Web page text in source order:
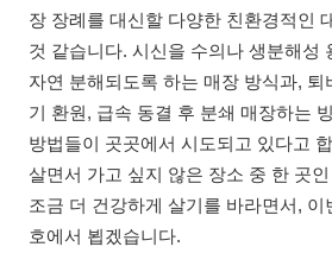
장 장례를 대신할 다양한 친환경적인
것 같습니다. 시신을 수의나 생분해성
자연 분해되도록 하는 매장 방식과, 퇴
기 환원, 급속 동결 후 분쇄 매장하는
방법들이 곳곳에서 시도되고 있다고
살면서 가고 싶지 않은 장소 중 한 곳
조금 더 건강하게 살기를 바라면서, 이
호에서 뵙겠습니다.